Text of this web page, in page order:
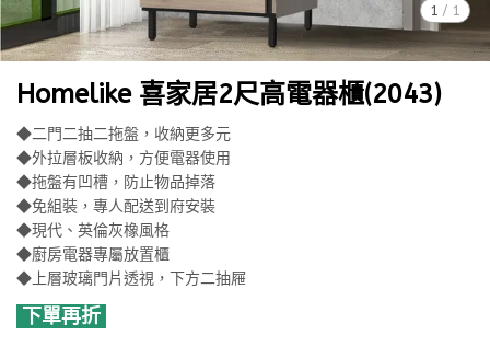
1 / 1
Homelike 喜家居2尺高電器櫃(2043)
◆二門二抽二拖盤，收納更多元
◆外拉層板收納，方便電器使用
◆拖盤有凹槽，防止物品掉落
◆免組裝，專人配送到府安裝
◆現代、英倫灰橡風格
◆廚房電器專屬放置櫃
◆上層玻璃門片透視，下方二抽屜
下單再折